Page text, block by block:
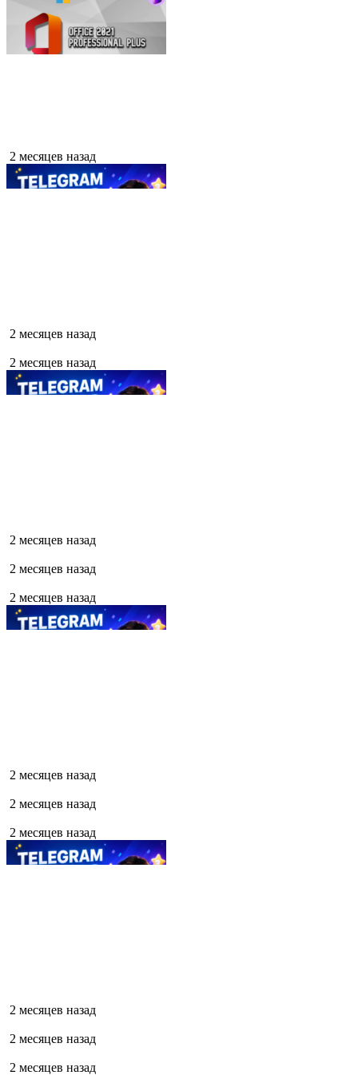
2 месяцев назад
2 месяцев назад
2 месяцев назад
2 месяцев назад
2 месяцев назад
2 месяцев назад
2 месяцев назад
2 месяцев назад
2 месяцев назад
2 месяцев назад
2 месяцев назад
2 месяцев назад